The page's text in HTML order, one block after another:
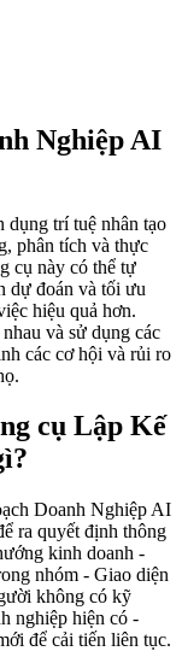
Nghiệp AI
trí tuệ nhân tạo
phân tích và thực
cụ này có thể tự
dự đoán và tối ưu
hiệu quả hơn.
và sử dụng các
các cơ hội và rủi ro
cụ Lập Kế
Doanh Nghiệp AI
ra quyết định thông
kinh doanh -
nhóm - Giao diện
không có kỹ
nghiệp hiện có -
để cải tiến liên tục.